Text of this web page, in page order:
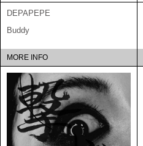
DEPAPEPE
Buddy
MORE INFO